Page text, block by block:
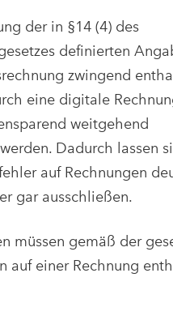
der in §14 (4) des
definierten
zwingend
eine digitale
weitgehend
Dadurch lassen
auf Rechnungen
gar ausschließen.
müssen gemäß der
auf einer Rechnung